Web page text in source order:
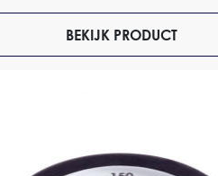
BEKIJK PRODUCT